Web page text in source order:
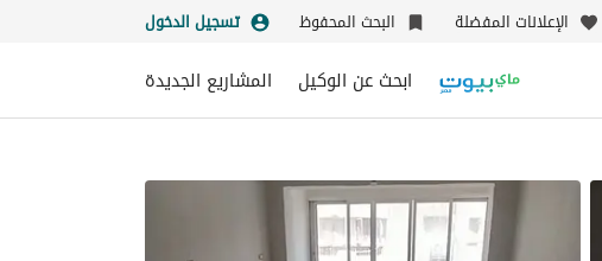
الإعلانات المفضلة البحث المحفوظ تسجيل الدخول
ابحث عن الوكيل المشاريع الجديدة